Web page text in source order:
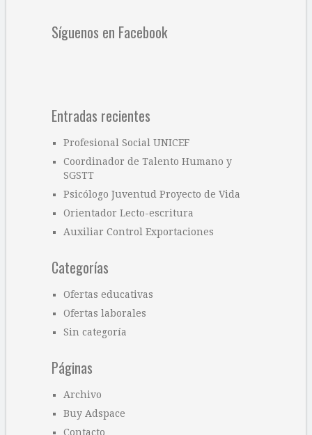
Síguenos en Facebook
Entradas recientes
Profesional Social UNICEF
Coordinador de Talento Humano y
SGSTT
Psicólogo Juventud Proyecto de Vida
Orientador Lecto-escritura
Auxiliar Control Exportaciones
Categorías
Ofertas educativas
Ofertas laborales
Sin categoría
Páginas
Archivo
Buy Adspace
Contacto